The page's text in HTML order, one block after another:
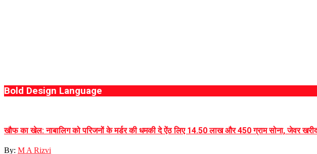
Bold Design Language
खौफ का खेल: नाबालिग को परिजनों के मर्डर की धमकी दे ऐंठ लिए 14.50 लाख और 450 ग्राम सोना, जेवर
By: M A Rizvi